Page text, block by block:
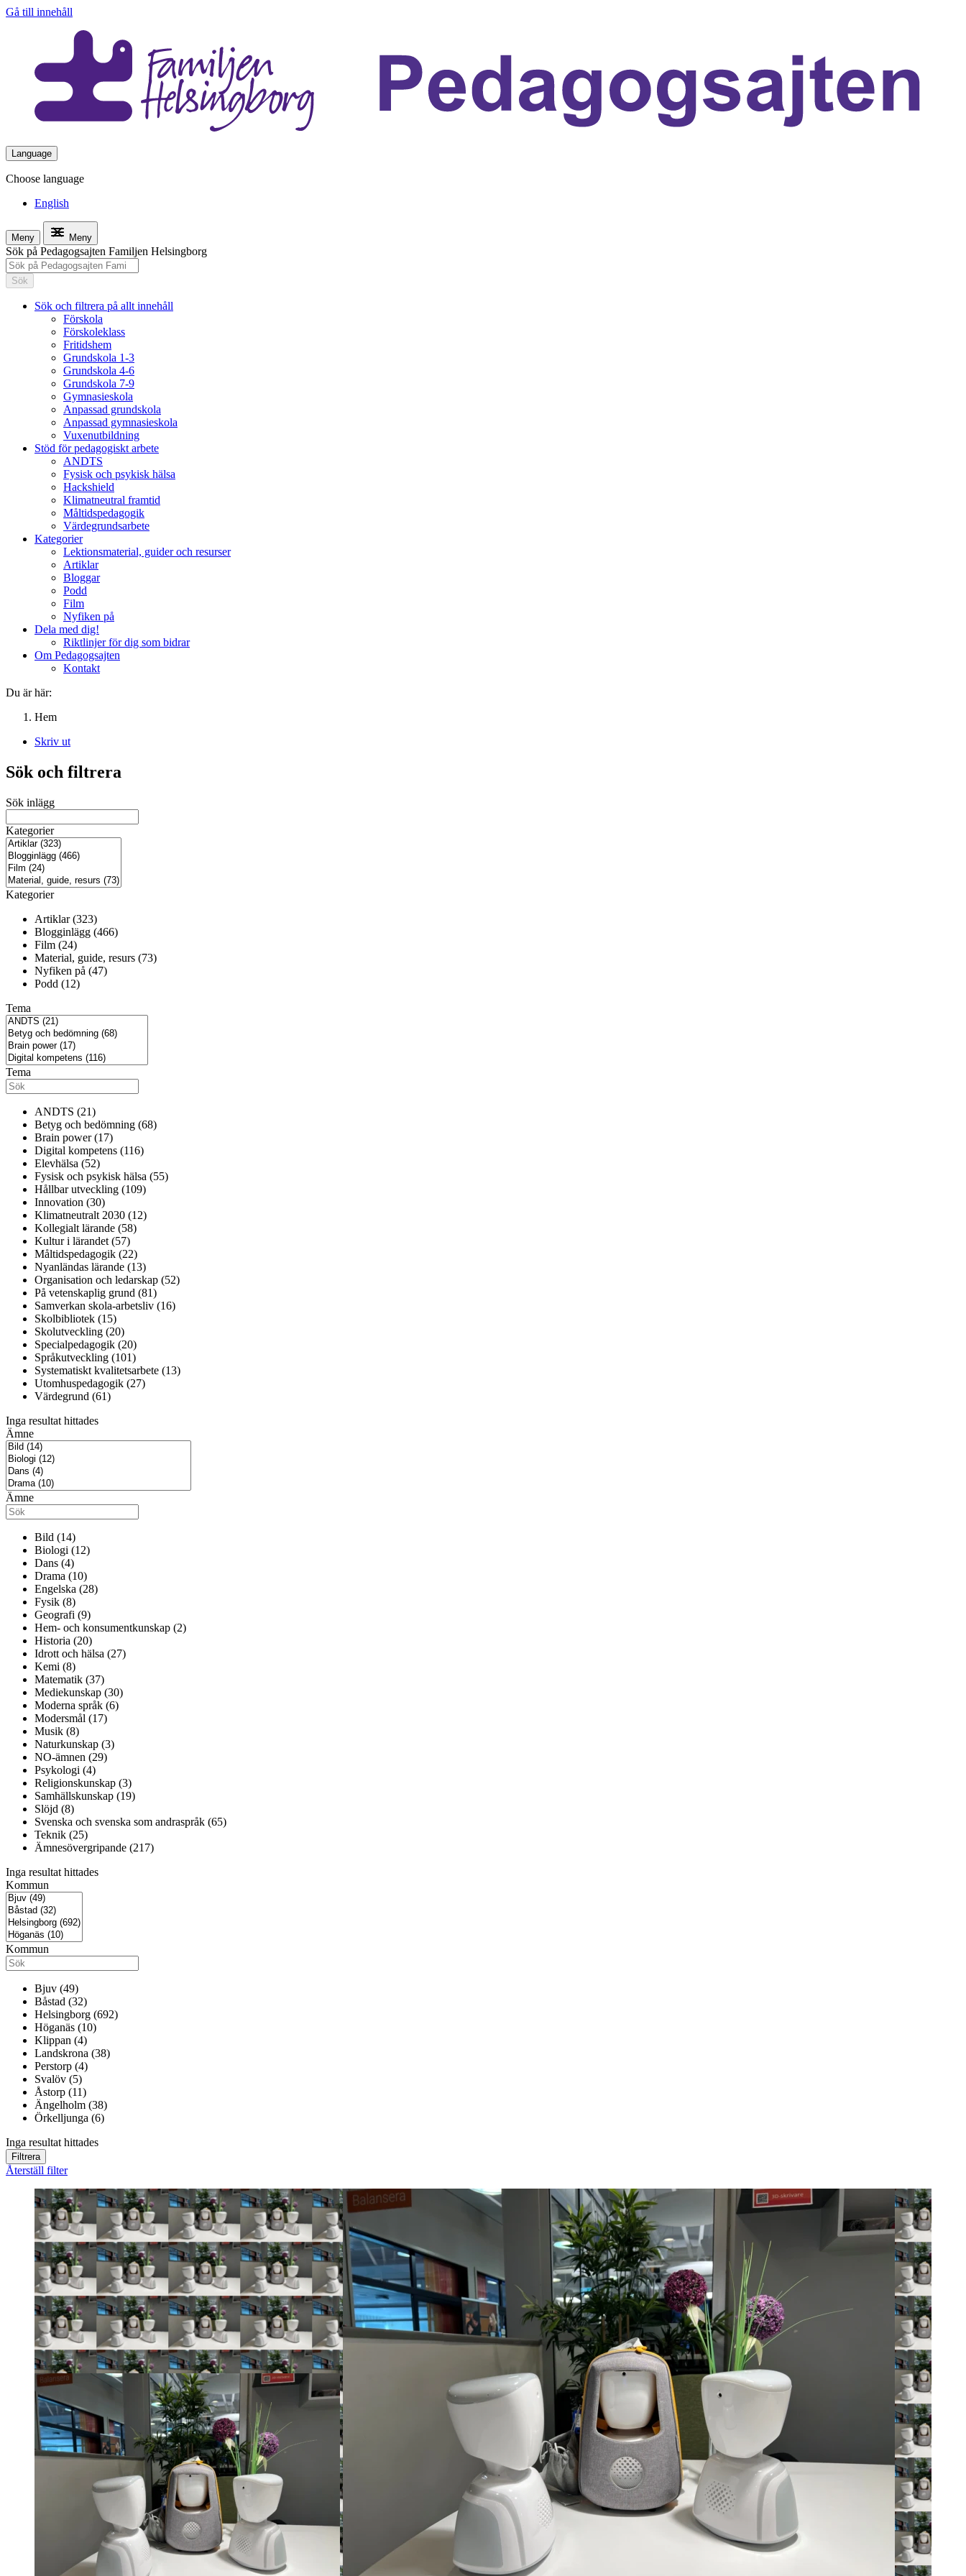
Gå till innehåll
Language
Choose language
English
Meny Meny
Sök på Pedagogsajten Familjen Helsingborg
Sök
Sök och filtrera på allt innehåll
Förskola
Förskoleklass
Fritidshem
Grundskola 1-3
Grundskola 4-6
Grundskola 7-9
Gymnasieskola
Anpassad grundskola
Anpassad gymnasieskola
Vuxenutbildning
Stöd för pedagogiskt arbete
ANDTS
Fysisk och psykisk hälsa
Hackshield
Klimatneutral framtid
Måltidspedagogik
Värdegrundsarbete
Kategorier
Lektionsmaterial, guider och resurser
Artiklar
Bloggar
Podd
Film
Nyfiken på
Dela med dig!
Riktlinjer för dig som bidrar
Om Pedagogsajten
Kontakt
Du är här:
Hem
Skriv ut
Sök och filtrera
Sök inlägg
Kategorier
Kategorier
Artiklar (323)
Blogginlägg (466)
Film (24)
Material, guide, resurs (73)
Nyfiken på (47)
Podd (12)
Tema
Tema
ANDTS (21)
Betyg och bedömning (68)
Brain power (17)
Digital kompetens (116)
Elevhälsa (52)
Fysisk och psykisk hälsa (55)
Hållbar utveckling (109)
Innovation (30)
Klimatneutralt 2030 (12)
Kollegialt lärande (58)
Kultur i lärandet (57)
Måltidspedagogik (22)
Nyanländas lärande (13)
Organisation och ledarskap (52)
På vetenskaplig grund (81)
Samverkan skola-arbetsliv (16)
Skolbibliotek (15)
Skolutveckling (20)
Specialpedagogik (20)
Språkutveckling (101)
Systematiskt kvalitetsarbete (13)
Utomhuspedagogik (27)
Värdegrund (61)
Inga resultat hittades
Ämne
Ämne
Bild (14)
Biologi (12)
Dans (4)
Drama (10)
Engelska (28)
Fysik (8)
Geografi (9)
Hem- och konsumentkunskap (2)
Historia (20)
Idrott och hälsa (27)
Kemi (8)
Matematik (37)
Mediekunskap (30)
Moderna språk (6)
Modersmål (17)
Musik (8)
Naturkunskap (3)
NO-ämnen (29)
Psykologi (4)
Religionskunskap (3)
Samhällskunskap (19)
Slöjd (8)
Svenska och svenska som andraspråk (65)
Teknik (25)
Ämnesövergripande (217)
Inga resultat hittades
Kommun
Kommun
Bjuv (49)
Båstad (32)
Helsingborg (692)
Höganäs (10)
Klippan (4)
Landskrona (38)
Perstorp (4)
Svalöv (5)
Åstorp (11)
Ängelholm (38)
Örkelljunga (6)
Inga resultat hittades
Filtrera
Återställ filter